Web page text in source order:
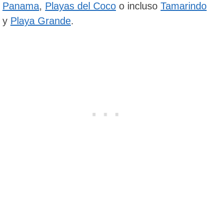
Panama, Playas del Coco o incluso Tamarindo
y Playa Grande.